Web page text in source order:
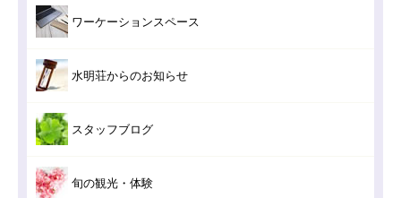
ワーケーションスペース
水明荘からのお知らせ
スタッフブログ
旬の観光・体験